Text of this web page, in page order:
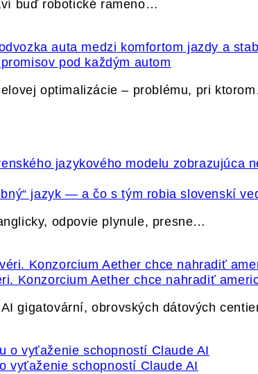
buď robotické rameno…
pod každým autom
optimalizácie – problému, pri
jazyk — a čo s tým robia slovenskí
odpovie plynule, presne…
Konzorcium Aether chce nahradiť
gigatovární, obrovských dátových
vyťaženie schopností Claude AI